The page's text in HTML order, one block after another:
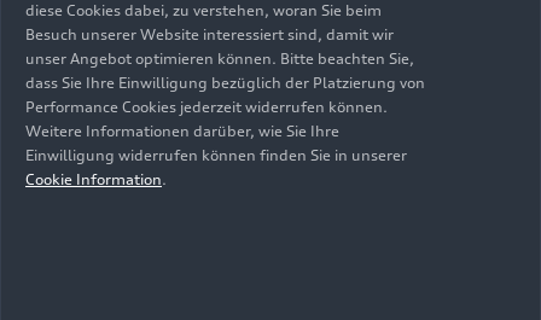
Touchdisplay sorgt dafür, dass Fahrerin oder
Fahrer alles im Blick haben. Optional ergänzt ein
12" großes Beifahrerdisplay
mit
individualisierbarem Standby-Design das Setup.
Mit dem neuenOne Connected Infotainment
erweitert Audi Komfort- und
Entertainmentfunktionen. Der lernende
diese Cookies dabei, zu verstehen, woran Sie beim
Besuch unserer Website interessiert sind, damit wir
unser Angebot optimieren können. Bitte beachten Sie,
dass Sie Ihre Einwilligung bezüglich der Platzierung von
Performance Cookies jederzeit widerrufen können.
Weitere Informationen darüber, wie Sie Ihre
Einwilligung widerrufen können finden Sie in unserer
Cookie Information.